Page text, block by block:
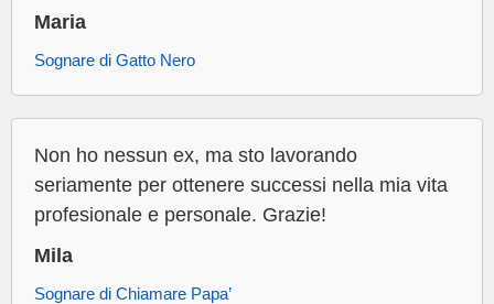
Maria
Sognare di Gatto Nero
Non ho nessun ex, ma sto lavorando
seriamente per ottenere successi nella mia vita
profesionale e personale. Grazie!
Mila
Sognare di Chiamare Papa’